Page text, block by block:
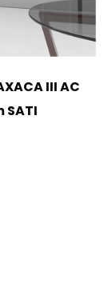
III AC
SATI